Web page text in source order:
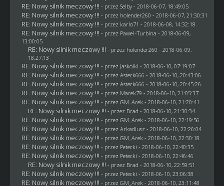
RE: Nowy silnik meczowy !!! - przez Selby- 2018-06-07, 18:49:05
RE: Nowy silnik meczowy !!! - przez holender260 - 2018-06-07, 21:30:31
RE: Nowy silnik meczowy !!! - przez karlo71 - 2018-06-08, 14:32:18
RE: Nowy silnik meczowy !!! - przez Paweł -Turbina - 2018-06-09,
13:00:05
RE: Nowy silnik meczowy !!! - przez holender260 - 2018-06-09,
18:27:13
RE: Nowy silnik meczowy !!! - przez Jaskolki - 2018-06-10, 07:19:07
RE: Nowy silnik meczowy !!! - przez Asteck666 - 2018-06-10, 20:43:06
RE: Nowy silnik meczowy !!! - przez Asteck666 - 2018-06-10, 20:45:26
RE: Nowy silnik meczowy !!! - przez Marek79 - 2018-06-10, 21:05:37
RE: Nowy silnik meczowy !!! - przez GM_Arek - 2018-06-10, 21:20:41
RE: Nowy silnik meczowy !!! - przez Brad - 2018-06-10, 21:30:34
RE: Nowy silnik meczowy !!! - przez GM_Arek - 2018-06-10, 22:19:56
RE: Nowy silnik meczowy !!! - przez Arkadiusz - 2018-06-10, 22:26:04
RE: Nowy silnik meczowy !!! - przez GM_Arek - 2018-06-10, 22:30:18
RE: Nowy silnik meczowy !!! - przez Petecki - 2018-06-10, 22:40:35
RE: Nowy silnik meczowy !!! - przez Petecki - 2018-06-10, 22:46:46
RE: Nowy silnik meczowy !!! - przez Brad - 2018-06-10, 22:59:51
RE: Nowy silnik meczowy !!! - przez Petecki - 2018-06-10, 23:06:38
RE: Nowy silnik meczowy !!! - przez GM_Arek - 2018-06-10, 23:11:48